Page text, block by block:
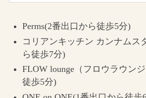
Perms(2番出口から徒歩5分)
コリアンキッチン カンナムス
ら徒歩7分)
FLOW lounge（フロウラウン
徒歩5分)